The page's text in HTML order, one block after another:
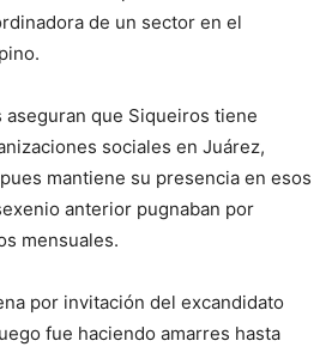
de un sector en el
aseguran que Siqueiros tiene
sociales en Juárez,
mantiene su presencia en esos
anterior pugnaban por
mensuales.
por invitación del excandidato
fue haciendo amarres hasta